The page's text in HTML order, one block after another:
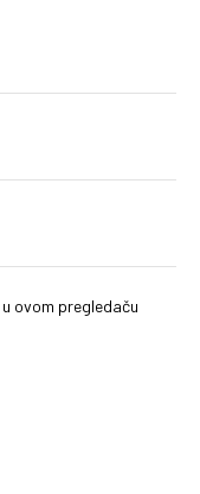
ovom pregledaču